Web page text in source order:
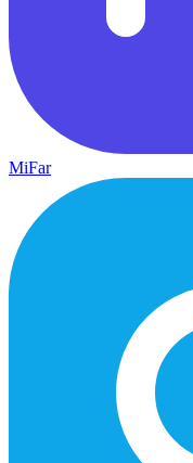
MiFar